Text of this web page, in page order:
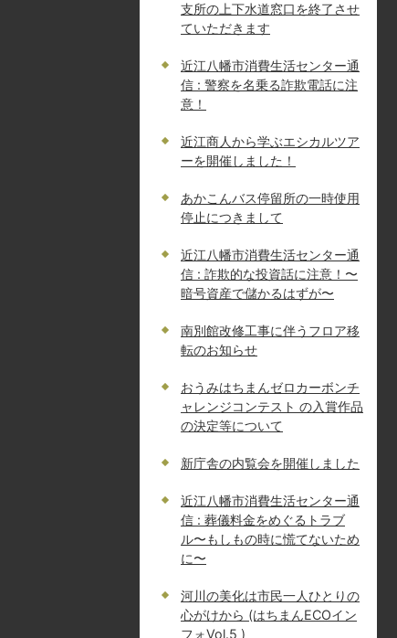
支所の上下水道窓口を終了させ
ていただきます
近江八幡市消費生活センター通
信 : 警察を名乗る詐欺電話に注
意！
近江商人から学ぶエシカルツア
ーを開催しました！
あかこんバス停留所の一時使用
停止につきまして
近江八幡市消費生活センター通
信 : 詐欺的な投資話に注意！〜
暗号資産で儲かるはずが〜
南別館改修工事に伴うフロア移
転のお知らせ
おうみはちまんゼロカーボンチ
ャレンジコンテスト の入賞作品
の決定等について
新庁舎の内覧会を開催しました
近江八幡市消費生活センター通
信 : 葬儀料金をめぐるトラブ
ル〜もしもの時に慌てないため
に〜
河川の美化は市民一人ひとりの
心がけから (はちまんECOイン
フォVol.5 )